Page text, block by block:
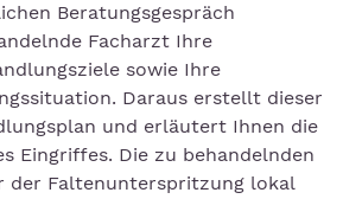
Beratungsgespräch
Facharzt Ihre
sowie Ihre
Daraus erstellt dieser
und erläutert Ihnen die
Eingriffes. Die zu behandelnden
der Faltenunterspritzung lokal